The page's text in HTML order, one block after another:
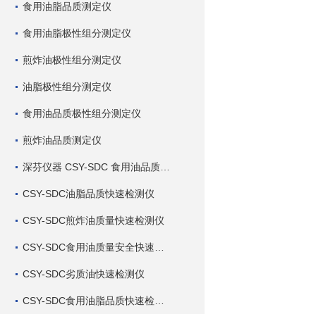
食用油脂品质测定仪
食用油脂极性组分测定仪
煎炸油极性组分测定仪
油脂极性组分测定仪
食用油品质极性组分测定仪
煎炸油品质测定仪
CSY-SDC油脂品质快速检测仪
CSY-SDC煎炸油质量快速检测仪
CSY-SDC劣质油快速检测仪